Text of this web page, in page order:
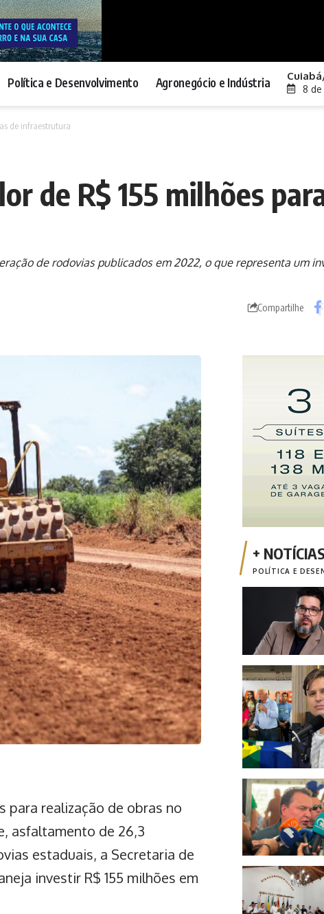
Política e Desenvolvimento Agronegócio e Indústria 8
de infraestrutura
de R$ 155 milhões
de rodovias publicados em 2022, o que representa um
Compartilhe
para realização de obras no
asfaltamento de 26,3
estaduais, a Secretaria de
investir R$ 155 milhões em
POLÍTICA E